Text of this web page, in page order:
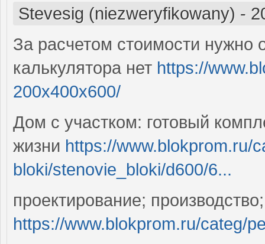
Stevesig (niezweryfikowany) -
За расчетом стоимости нужно
калькулятора нет https://
200x400x600/
Дом с участком: готовый
жизни https://www.blokprom.ru/
bloki/stenovie_bloki/d600/6...
проектирование;
https://www.blokprom.ru/categ/